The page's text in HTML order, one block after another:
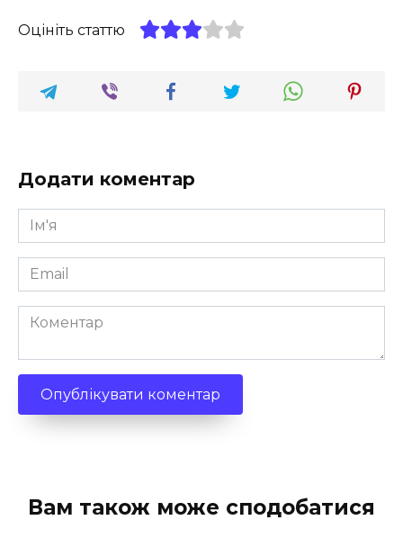
Оцініть статтю
Додати коментар
Ім'я
*
Email
*
Коментар
Вам також може сподобатися